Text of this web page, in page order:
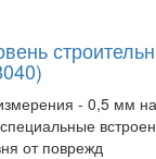
- 0,5 мм
от поврежд